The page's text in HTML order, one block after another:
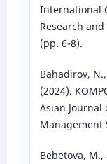
International
Research
(pp. 6-8).
Bahadirov,
(2024).
Asian
Management
Bebetova, M.,